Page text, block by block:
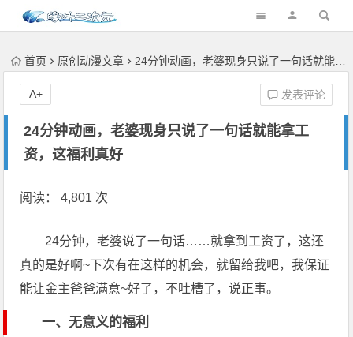
首页 原创动漫文章 24分钟动画，老婆现身只说了一句话就能拿工资，这福利真好
24分钟动画，老婆现身只说了一句话就能拿工
资，这福利真好
发表评论
A+
阅读： 4,801 次
24分钟，老婆说了一句话……就拿到工资了，这还
真的是好啊~下次有在这样的机会，就留给我吧，我保证
能让金主爸爸满意~好了，不吐槽了，说正事。
一、无意义的福利